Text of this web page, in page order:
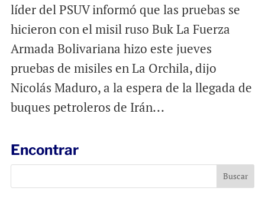
líder del PSUV informó que las pruebas se
hicieron con el misil ruso Buk La Fuerza
Armada Bolivariana hizo este jueves
pruebas de misiles en La Orchila, dijo
Nicolás Maduro, a la espera de la llegada de
buques petroleros de Irán...
Encontrar